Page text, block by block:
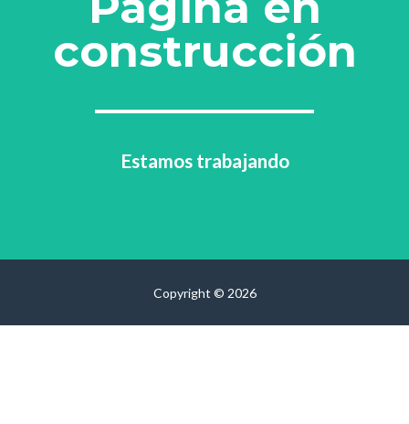
construcción
Estamos trabajando
Copyright © 2026